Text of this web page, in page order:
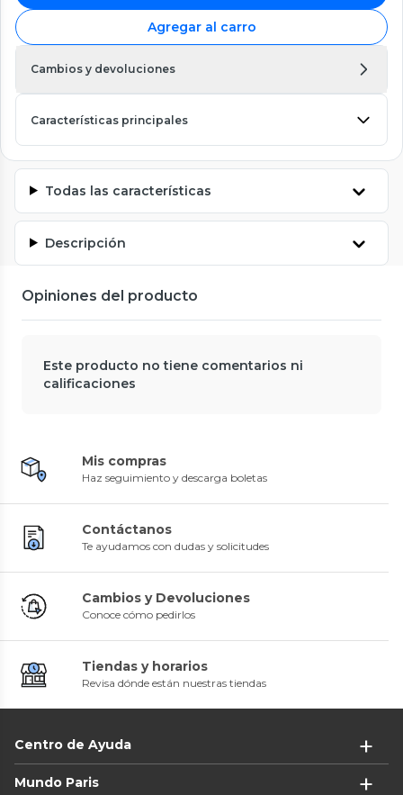
Agregar al carro
Cambios y devoluciones
Características principales
Todas las características
Descripción
Opiniones del producto
Este producto no tiene comentarios ni
calificaciones
Mis compras
Haz seguimiento y descarga boletas
Contáctanos
Te ayudamos con dudas y solicitudes
Cambios y Devoluciones
Conoce cómo pedirlos
Tiendas y horarios
Revisa dónde están nuestras tiendas
Centro de Ayuda
Mundo Paris